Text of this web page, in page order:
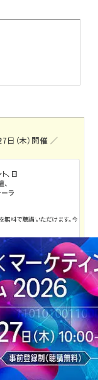
日（木）開催 ／
、日
ラ
無料で聴講いただけます。今